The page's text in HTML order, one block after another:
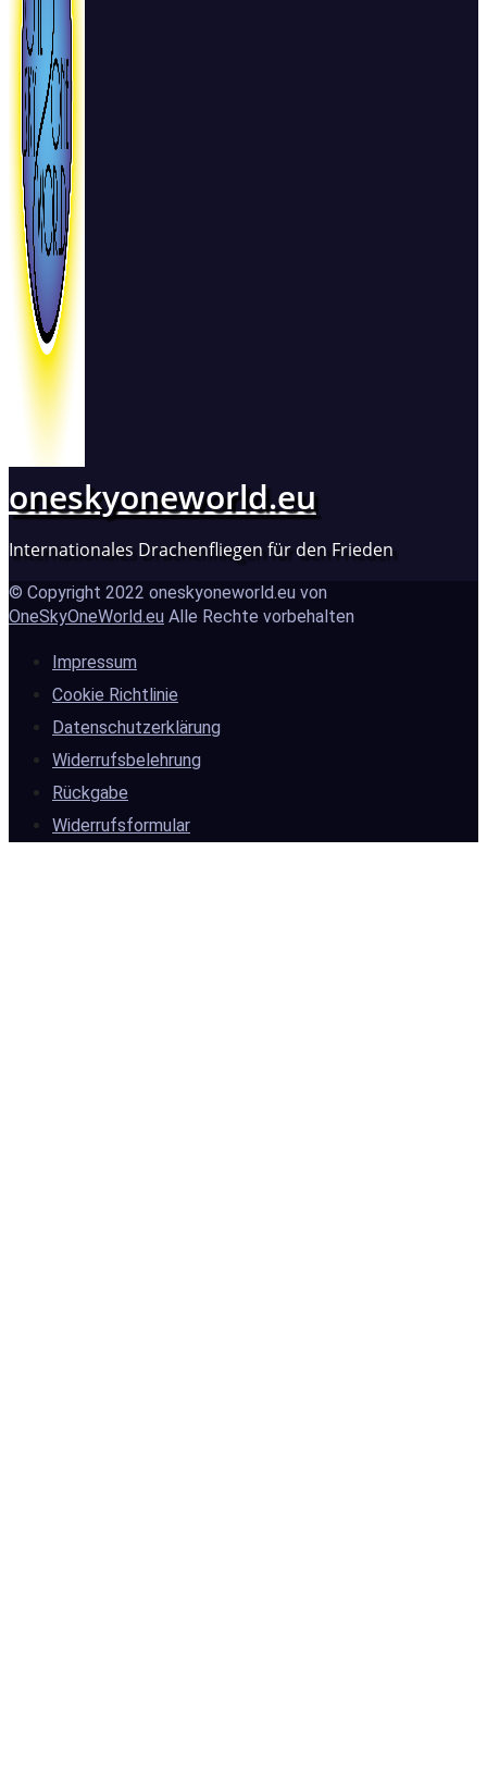
oneskyoneworld.eu
Internationales Drachenfliegen für den Frieden
© Copyright 2022 oneskyoneworld.eu von
OneSkyOneWorld.eu Alle Rechte vorbehalten
Impressum
Cookie Richtlinie
Datenschutzerklärung
Widerrufsbelehrung
Rückgabe
Widerrufsformular